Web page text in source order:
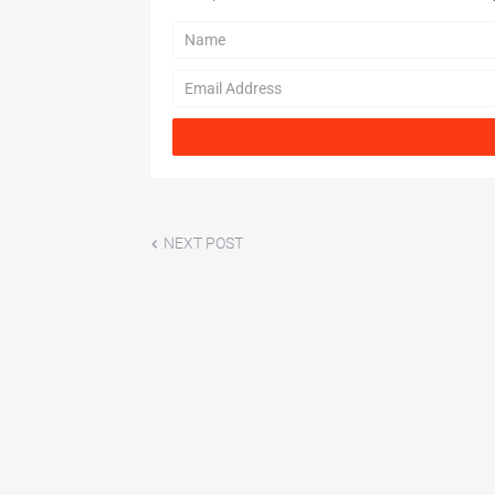
NEXT POST